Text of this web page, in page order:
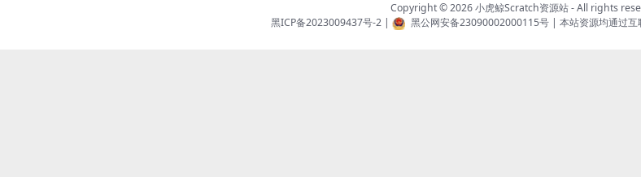
Copyright © 2026小虎鲸Scratch资源站- All rights
黑ICP备2023009437号-2| 黑公网安备23090002000115号| 本站资源均通过互